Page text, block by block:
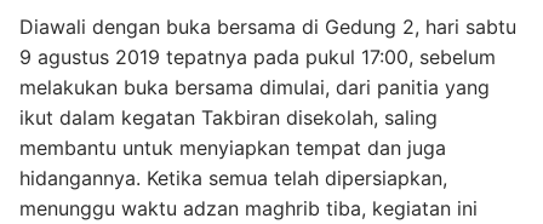
Diawali dengan buka bersama di Gedung 2, hari sabtu
9 agustus 2019 tepatnya pada pukul 17:00, sebelum
melakukan buka bersama dimulai, dari panitia yang
ikut dalam kegatan Takbiran disekolah, saling
membantu untuk menyiapkan tempat dan juga
hidangannya. Ketika semua telah dipersiapkan,
menunggu waktu adzan maghrib tiba, kegiatan ini